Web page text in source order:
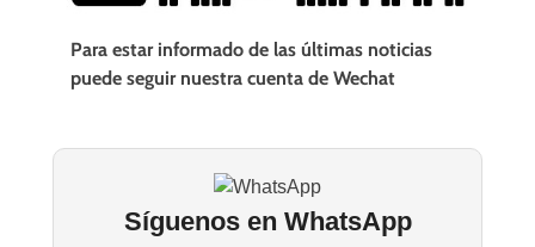
Para estar informado de las últimas noticias
puede seguir nuestra cuenta de Wechat
Síguenos en WhatsApp